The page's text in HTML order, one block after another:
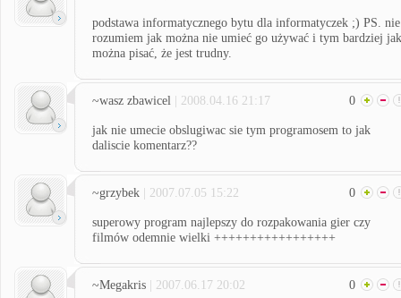
podstawa informatycznego bytu dla informatyczek ;) PS. nie
rozumiem jak można nie umieć go używać i tym bardziej jak
można pisać, że jest trudny.
~wasz zbawicel | 2008.04.16 21:17 0
jak nie umecie obslugiwac sie tym programosem to jak
daliscie komentarz??
~grzybek | 2007.07.05 15:22 0
superowy program najlepszy do rozpakowania gier czy
filmów odemnie wielki +++++++++++++++++
~Megakris | 2007.06.17 20:02 0